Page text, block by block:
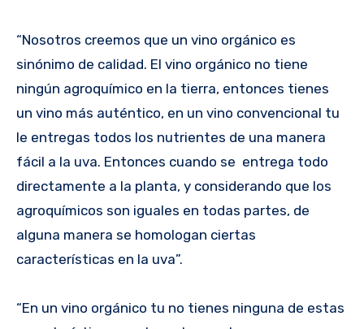
“Nosotros creemos que un vino orgánico es
sinónimo de calidad. El vino orgánico no tiene
ningún agroquímico en la tierra, entonces tienes
un vino más auténtico, en un vino convencional tu
le entregas todos los nutrientes de una manera
fácil a la uva. Entonces cuando se entrega todo
directamente a la planta, y considerando que los
agroquímicos son iguales en todas partes, de
alguna manera se homologan ciertas
características en la uva”.
“En un vino orgánico tu no tienes ninguna de estas